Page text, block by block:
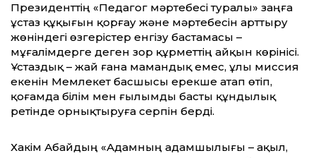
Президенттің «Педагог мәртебесі туралы» заңға
ұстаз құқығын қорғау және мәртебесін арттыру
жөніндегі өзгерістер енгізу бастамасы –
мұғалімдерге деген зор құрметтің айқын көрінісі.
Ұстаздық – жай ғана мамандық емес, ұлы миссия
екенін Мемлекет басшысы ерекше атап өтіп,
қоғамда білім мен ғылымды басты құндылық
ретінде орнықтыруға серпін берді.
Хакім Абайдың «Адамның адамшылығы – ақыл,